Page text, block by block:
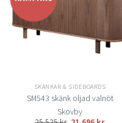
SKÄNKAR & SIDEBOARDS
SM543 skänk oljad valnöt
Skovby